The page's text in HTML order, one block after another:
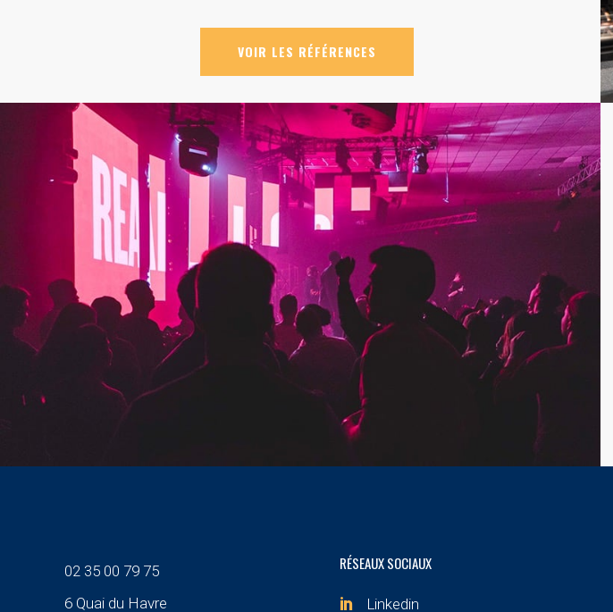
VOIR LES RÉFÉRENCES
02 35 00 79 75
6 Quai du Havre
RÉSEAUX SOCIAUX
Linkedin